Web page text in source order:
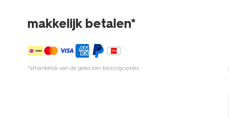
makkelijk betalen*
*afhankelijk van de gekozen bezorgopties